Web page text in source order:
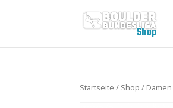
Startseite / Shop / Damen